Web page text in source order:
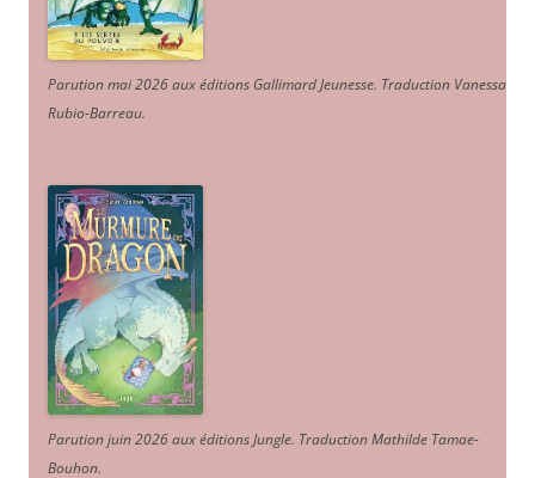
Parution mai 2026 aux éditions Gallimard Jeunesse. Traduction Vanessa
Rubio-Barreau.
Parution juin 2026 aux éditions Jungle. Traduction Mathilde Tamae-
Bouhon.